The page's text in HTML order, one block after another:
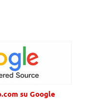
su Google